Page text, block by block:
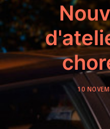
NOUS REJOINDRE
ACTUS
RECHERCHE
10